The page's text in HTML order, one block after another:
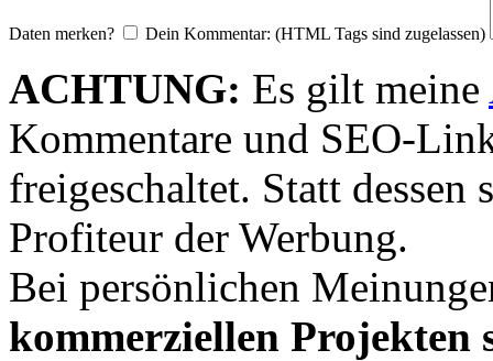
Daten merken? Dein Kommentar: (HTML Tags sind zugelassen)
ACHTUNG: Es gilt meine
Kommentare und SEO-
freigeschaltet. Statt dessen
Profiteur der Werbung.
Bei persönlichen
kommerziellen Projekten